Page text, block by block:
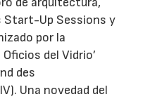
Start-Up Sessions y
por la
del Vidrio’
des
Una novedad del